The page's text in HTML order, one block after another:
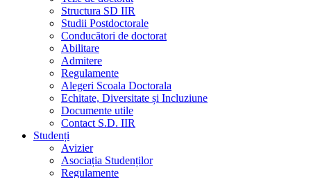
Structura SD IIR
Studii Postdoctorale
Conducători de doctorat
Abilitare
Admitere
Regulamente
Alegeri Scoala Doctorala
Echitate, Diversitate și Incluziune
Documente utile
Contact S.D. IIR
Studenți
Avizier
Asociația Studenților
Regulamente